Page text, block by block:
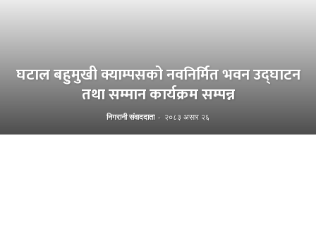
घटाल बहुमुखी क्याम्पसको नवनिर्मित भवन उद्घाटन
तथा सम्मान कार्यक्रम सम्पन्न
निगरानी संवाददाता - २०८३ असार २६